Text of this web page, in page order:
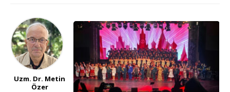
Uzm. Dr. Metin
Özer